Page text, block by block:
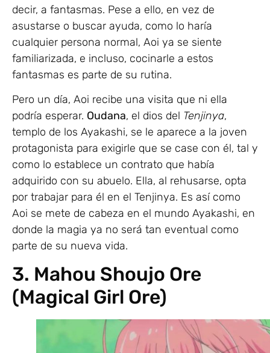
decir, a fantasmas. Pese a ello, en vez de
asustarse o buscar ayuda, como lo haría
cualquier persona normal, Aoi ya se siente
familiarizada, e incluso, cocinarle a estos
fantasmas es parte de su rutina.
Pero un día, Aoi recibe una visita que ni ella
podría esperar. Oudana, el dios del Tenjinya,
templo de los Ayakashi, se le aparece a la joven
protagonista para exigirle que se case con él, tal y
como lo establece un contrato que había
adquirido con su abuelo. Ella, al rehusarse, opta
por trabajar para él en el Tenjinya. Es así como
Aoi se mete de cabeza en el mundo Ayakashi, en
donde la magia ya no será tan eventual como
parte de su nueva vida.
3. Mahou Shoujo Ore
(Magical Girl Ore)